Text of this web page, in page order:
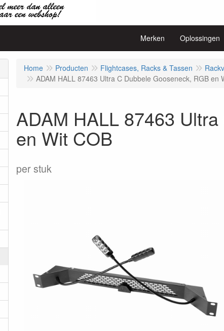
Merken Oplossingen
Home Producten Flightcases, Racks & Tassen
ADAM HALL 87463 Ultra C Dubbele Gooseneck, RGB en
ADAM HALL 87463
en Wit COB
per stuk